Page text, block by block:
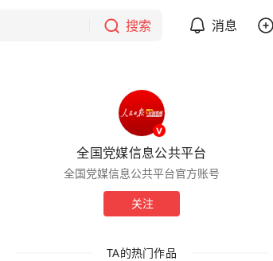
搜索 消息
全国党媒信息公共平台
全国党媒信息公共平台官方账号
关注
TA的热门作品